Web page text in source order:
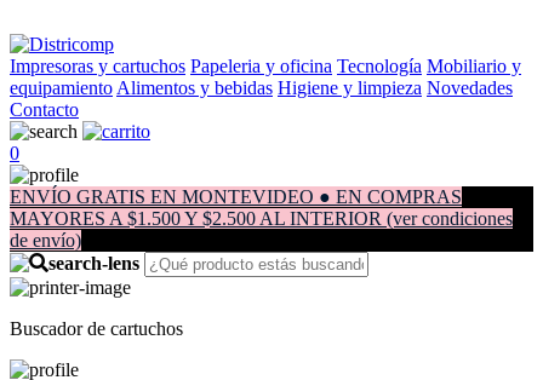
Impresoras y cartuchos Papeleria y oficina Tecnología Mobiliario y
equipamiento Alimentos y bebidas Higiene y limpieza Novedades
Contacto
0
ENVÍO GRATIS EN MONTEVIDEO ● EN COMPRAS
MAYORES A $1.500 Y $2.500 AL INTERIOR (ver condiciones
de envío)
Buscador de cartuchos